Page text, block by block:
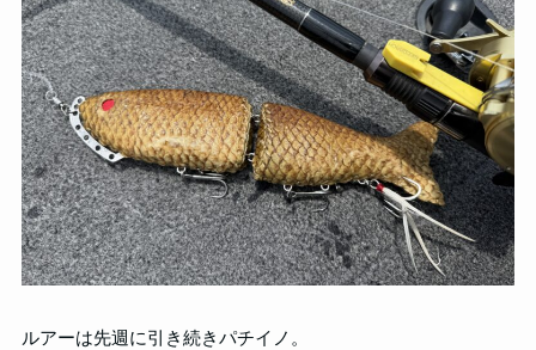
ルアーは先週に引き続きパチイノ。